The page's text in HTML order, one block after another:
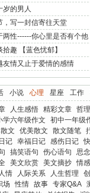
岁的男人
，写一封信寄往天堂
两性------你心里是否有个他
拾趣 【蓝色忧郁】
友情又止于爱情的感情
小说 心理 星座 工作
人生感悟 精彩文章 哲
学六年级作文 初中一年级
文 优美散文 散文随笔
记 幸福日记 感伤日记
搞笑语句 伤心语句 思
美文欣赏 美文摘抄 情
情 人际关系 人生哲理
场 性情 故事 专家Q&A